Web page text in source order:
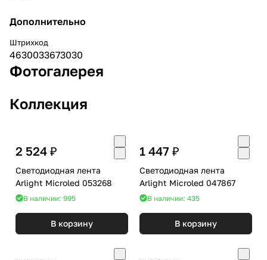
Дополнительно
Штрихкод
4630033673030
Фотогалерея
Коллекция
2 524 ₽
Светодиодная лента
Arlight Microled 053268
В наличии: 995
В корзину
1 447 ₽
Светодиодная лента
Arlight Microled 047867
В наличии: 435
В корзину